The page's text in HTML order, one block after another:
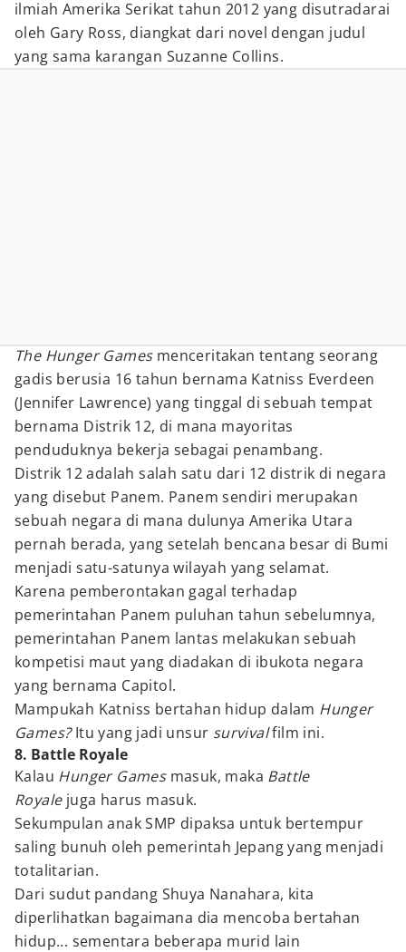
ilmiah Amerika Serikat tahun 2012 yang disutradarai
oleh Gary Ross, diangkat dari novel dengan judul
yang sama karangan Suzanne Collins.
The Hunger Games menceritakan tentang seorang
gadis berusia 16 tahun bernama Katniss Everdeen
(Jennifer Lawrence) yang tinggal di sebuah tempat
bernama Distrik 12, di mana mayoritas
penduduknya bekerja sebagai penambang.
Distrik 12 adalah salah satu dari 12 distrik di negara
yang disebut Panem. Panem sendiri merupakan
sebuah negara di mana dulunya Amerika Utara
pernah berada, yang setelah bencana besar di Bumi
menjadi satu-satunya wilayah yang selamat.
Karena pemberontakan gagal terhadap
pemerintahan Panem puluhan tahun sebelumnya,
pemerintahan Panem lantas melakukan sebuah
kompetisi maut yang diadakan di ibukota negara
yang bernama Capitol.
Mampukah Katniss bertahan hidup dalam Hunger
Games?Itu yang jadi unsur survivalfilm ini.
8. Battle Royale
Kalau Hunger Games masuk, maka Battle
Royale juga harus masuk.
Sekumpulan anak SMP dipaksa untuk bertempur
saling bunuh oleh pemerintah Jepang yang menjadi
totalitarian.
Dari sudut pandang Shuya Nanahara, kita
diperlihatkan bagaimana dia mencoba bertahan
hidup... sementara beberapa murid lain